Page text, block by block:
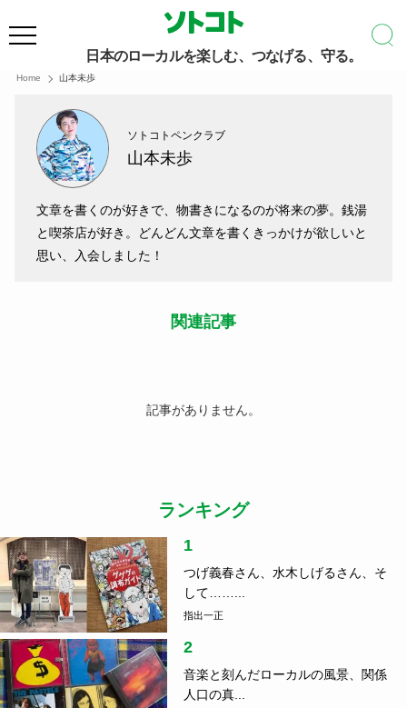
日本のローカルを楽しむ、つなげる、守る。
Home 山本未歩
ソトコトペンクラブ
山本未歩
文章を書くのが好きで、物書きになるのが将来の夢。銭湯
と喫茶店が好き。どんどん文章を書くきっかけが欲しいと
思い、入会しました！
関連記事
記事がありません。
ランキング
1
つげ義春さん、水木しげるさん、そ
して……...
指出一正
2
音楽と刻んだローカルの風景、関係
人口の真...